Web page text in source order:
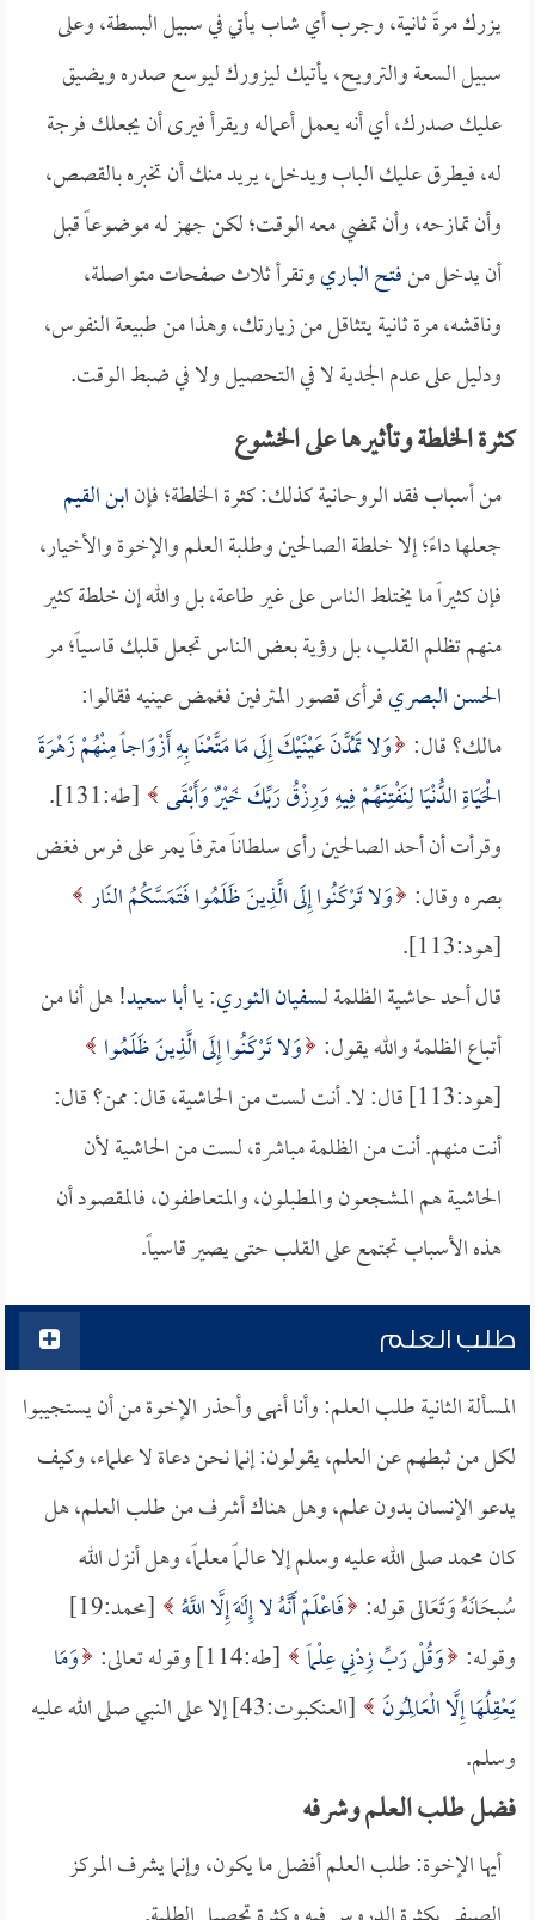
يزرك مرةً ثانية، وجرب أي شاب يأتي في سبيل البسطة، وعلى
سبيل السعة والترويح، يأتيك ليزورك ليوسع صدره ويضيق
عليك صدرك، أي أنه يعمل أعماله ويقرأ فيرى أن يجعلك فرجة
له، فيطرق عليك الباب ويدخل، يريد منك أن تخبره بالقصص،
وأن تمازحه، وأن تمضي معه الوقت؛ لكن جهز له موضوعاً قبل
أن يدخل منفتح الباريوتقرأ ثلاث صفحات متواصلة،
وناقشه، مرة ثانية يتثاقل من زيارتك، وهذا من طبيعة النفوس،
ودليل على عدم الجدية لا في التحصيل ولا في ضبط الوقت.
كثرة الخلطة وتأثيرها على الخشوع
من أسباب فقد الروحانية كذلك: كثرة الخلطة؛ فإنابن القيم
جعلها داءً؛ إلا خلطة الصالحين وطلبة العلم والإخوة والأخيار،
فإن كثيراً ما يختلط الناس على غير طاعة، بل والله إن خلطة كثير
منهم تظلم القلب، بل رؤية بعض الناس تجعل قلبك قاسياً؛ مر
الحسن البصريفرأى قصور المترفين فغمض عينيه فقالوا:
مالك؟ قال: وَلا تَمُدَّنَ عَيْنَيْكَ إِلَى مَا مَتَّعْنَا بِهِ أَزْوَاجاً مِنْهُمْ زَهْرَةَ
الْحَيَاةِ الدُّنْيَا لِنَفْتِنَهُمْ فِيهِ وَرِزْقُ رَبِّكَ خَيْرٌ وَأَبْقَى [طه:131].
وقرأت أن أحد الصالحين رأى سلطاناً مترفاً يمر على فرس فغض
بصره وقال: وَلا تَرْكَنُوا إِلَى الَّذِينَ ظَلَمُوا فَتَمَسَّكُمُ النَار
[هود:113].
قال أحد حاشية الظلمة لـسفيان الثوري: ياأبا سعيد! هل أنا من
أتباع الظلمة والله يقول: وَلا تَرْكَنُوا إِلَى الَّذِينَ ظَلَمُوا
[هود:113] قال: لا. أنت لست من الحاشية، قال: ممن؟ قال:
أنت منهم. أنت من الظلمة مباشرة، لست من الحاشية لأن
الحاشية هم المشجعون والمطبلون، والمتعاطفون، فالمقصود أن
هذه الأسباب تجتمع على القلب حتى يصير قاسياً.
طلب العلم
المسألة الثانية طلب العلم: وأنا أنهى وأحذر الإخوة من أن يستجيبوا
لكل من ثبطهم عن العلم، يقولون: إنما نحن دعاة لا علماء، وكيف
يدعو الإنسان بدون علم، وهل هناك أشرف من طلب العلم، هل
كان محمد صلى الله عليه وسلم إلا عالماً معلماً، وهل أنزل الله
سُبحَانَهُ وَتَعَالى قوله: فَاعْلَمْ أَنَّهُ لا إِلَهَ إِلَّا اللَّهُ
[محمد:19]
وقوله: وَقُلْ رَبِّ زِدْنِي عِلْماً [طه:114] وقوله تعالى:
وَمَا
يَعْقِلُهَا إِلَّا الْعَالِمُونَ
[العنكبوت:43] إلا على النبي صلى الله عليه
وسلم.
فضل طلب العلم وشرفه
أيها الإخوة: طلب العلم أفضل ما يكون، وإنما يشرف المركز